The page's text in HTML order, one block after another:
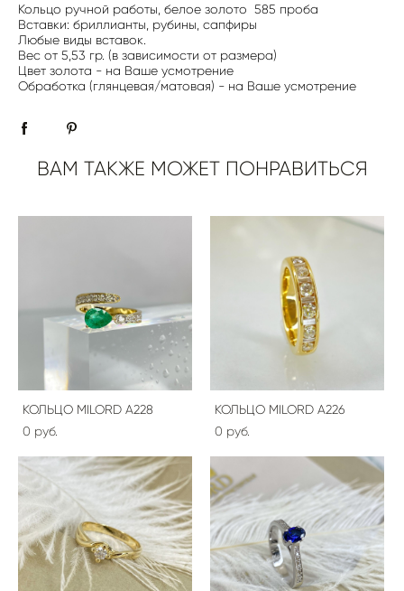
Кольцо ручной работы, белое золото 585 проба
Вставки: бриллианты, рубины, сапфиры
Любые виды вставок.
Вес от 5,53 гр. (в зависимости от размера)
Цвет золота - на Ваше усмотрение
Обработка (глянцевая/матовая) - на Ваше усмотрение
ВАМ ТАКЖЕ МОЖЕТ ПОНРАВИТЬСЯ
КОЛЬЦО MILORD A228
0 pуб.
КОЛЬЦО MILORD A226
0 pуб.